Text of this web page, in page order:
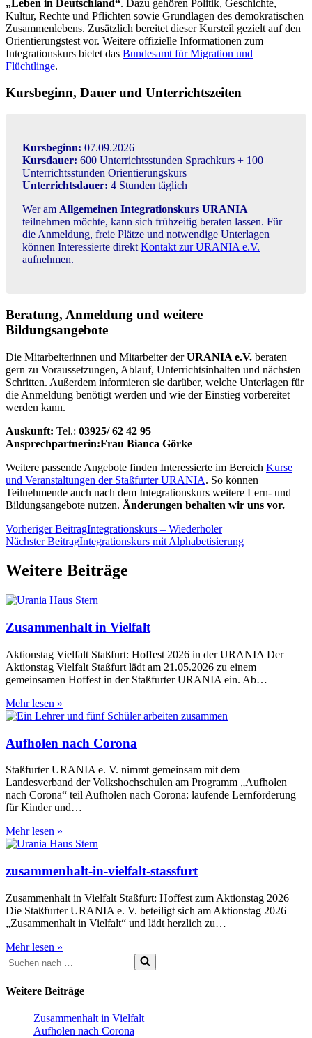
„Leben in Deutschland“. Dazu gehören Politik, Geschichte,
Kultur, Rechte und Pflichten sowie Grundlagen des demokratischen
Zusammenlebens. Zusätzlich bereitet dieser Kursteil gezielt auf den
Orientierungstest vor. Weitere offizielle Informationen zum
Integrationskurs bietet das Bundesamt für Migration und
Flüchtlinge.
Kursbeginn, Dauer und Unterrichtszeiten
Kursbeginn: 07.09.2026
Kursdauer: 600 Unterrichtsstunden Sprachkurs + 100
Unterrichtsstunden Orientierungskurs
Unterrichtsdauer: 4 Stunden täglich
Wer am Allgemeinen Integrationskurs URANIA
teilnehmen möchte, kann sich frühzeitig beraten lassen. Für
die Anmeldung, freie Plätze und notwendige Unterlagen
können Interessierte direkt Kontakt zur URANIA e.V.
aufnehmen.
Beratung, Anmeldung und weitere
Bildungsangebote
Die Mitarbeiterinnen und Mitarbeiter derURANIA e.V. beraten
gern zu Voraussetzungen, Ablauf, Unterrichtsinhalten und nächsten
Schritten. Außerdem informieren sie darüber, welche Unterlagen für
die Anmeldung benötigt werden und wie der Einstieg vorbereitet
werden kann.
Auskunft: Tel.: 03925/ 62 42 95
Ansprechpartnerin:Frau Bianca Görke
Weitere passende Angebote finden Interessierte im Bereich Kurse
und Veranstaltungen der Staßfurter URANIA. So können
Teilnehmende auch nach dem Integrationskurs weitere Lern- und
Bildungsangebote nutzen. Änderungen behalten wir uns vor.
Vorheriger BeitragIntegrationskurs – Wiederholer
Nächster BeitragIntegrationskurs mit Alphabetisierung
Weitere Beiträge
Zusammenhalt in Vielfalt
Aktionstag Vielfalt Staßfurt: Hoffest 2026 in der URANIA Der
Aktionstag Vielfalt Staßfurt lädt am 21.05.2026 zu einem
gemeinsamen Hoffest in der Staßfurter URANIA ein. Ab…
Mehr lesen »
in
Aufholen nach Corona
Staßfurter URANIA e. V. nimmt gemeinsam mit dem
Landesverband der Volkshochschulen am Programm „Aufholen
nach Corona“ teil Aufholen nach Corona: laufende Lernförderung
für Kinder und…
Mehr lesen »
nach
zusammenhalt-in-vielfalt-stassfurt
Zusammenhalt in Vielfalt Staßfurt: Hoffest zum Aktionstag 2026
Die Staßfurter URANIA e. V. beteiligt sich am Aktionstag 2026
„Zusammenhalt in Vielfalt“ und lädt herzlich zu…
Mehr lesen »
in-
vielfalt-
Suchen
nach …
Weitere Beiträge
Zusammenhalt in Vielfalt
Aufholen nach Corona